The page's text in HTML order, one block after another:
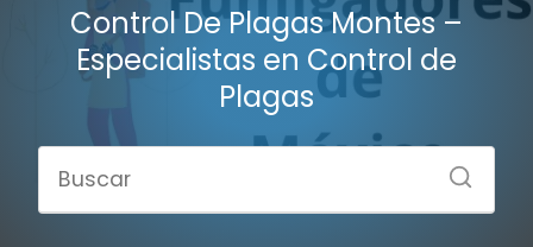
Control De Plagas Montes –
Especialistas en Control de
Plagas